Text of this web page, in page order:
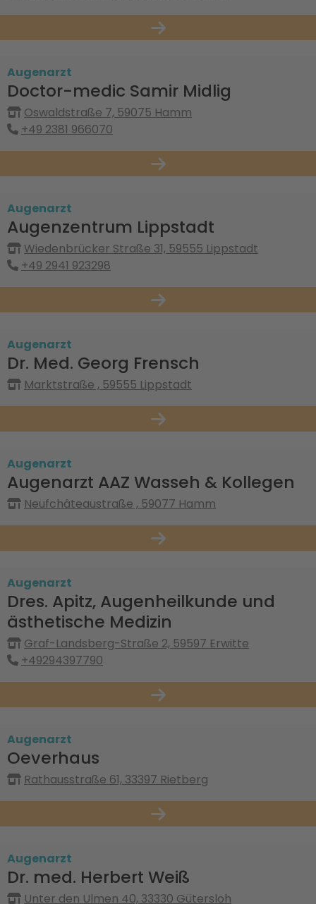
Augenarzt
Doctor-medic Samir Midlig
Oswaldstraße 7, 59075 Hamm
+49 2381 966070
Augenarzt
Augenzentrum Lippstadt
Wiedenbrücker Straße 31, 59555 Lippstadt
+49 2941 923298
Augenarzt
Dr. Med. Georg Frensch
Marktstraße , 59555 Lippstadt
Augenarzt
Augenarzt AAZ Wasseh & Kollegen
Neufchâteaustraße , 59077 Hamm
Augenarzt
Dres. Apitz, Augenheilkunde und
ästhetische Medizin
Graf-Landsberg-Straße 2, 59597 Erwitte
+49294397790
Augenarzt
Oeverhaus
Rathausstraße 61, 33397 Rietberg
Augenarzt
Dr. med. Herbert Weiß
Unter den Ulmen 40, 33330 Gütersloh